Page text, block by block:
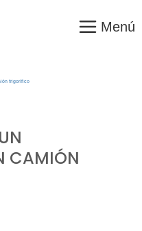
Menú
frigorífico
CAMIÓN